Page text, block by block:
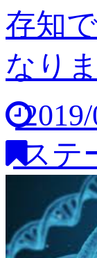
存知
なり
ステ